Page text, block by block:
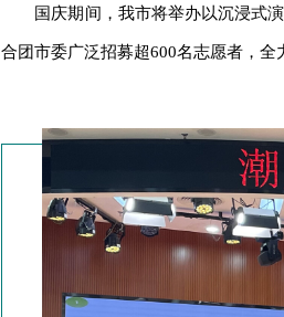
国庆期间，我市将举办以沉浸式
合团市委广泛招募超600名志愿者，全